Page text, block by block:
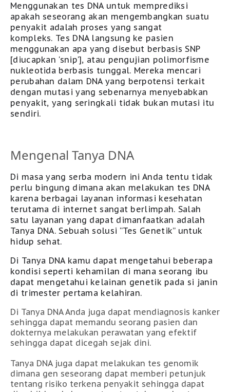
Menggunakan tes DNA untuk memprediksi
apakah seseorang akan mengembangkan suatu
penyakit adalah proses yang sangat
kompleks. Tes DNA langsung ke pasien
menggunakan apa yang disebut berbasis SNP
[diucapkan 'snip'], atau pengujian polimorfisme
nukleotida berbasis tunggal. Mereka mencari
perubahan dalam DNA yang berpotensi terkait
dengan mutasi yang sebenarnya menyebabkan
penyakit, yang seringkali tidak bukan mutasi itu
sendiri.
Mengenal Tanya DNA
Di masa yang serba modern ini Anda tentu tidak
perlu bingung dimana akan melakukan tes DNA
karena berbagai layanan informasi kesehatan
terutama di internet sangat berlimpah. Salah
satu layanan yang dapat dimanfaatkan adalah
Tanya DNA. Sebuah solusi “Tes Genetik” untuk
hidup sehat.
Di Tanya DNA kamu dapat mengetahui beberapa
kondisi seperti kehamilan di mana seorang ibu
dapat mengetahui kelainan genetik pada si janin
di trimester pertama kelahiran.
Di Tanya DNA Anda juga dapat mendiagnosis kanker
sehingga dapat memandu seorang pasien dan
dokternya melakukan perawatan yang efektif
sehingga dapat dicegah sejak dini.
Tanya DNA juga dapat melakukan tes genomik
dimana gen seseorang dapat memberi petunjuk
tentang risiko terkena penyakit sehingga dapat